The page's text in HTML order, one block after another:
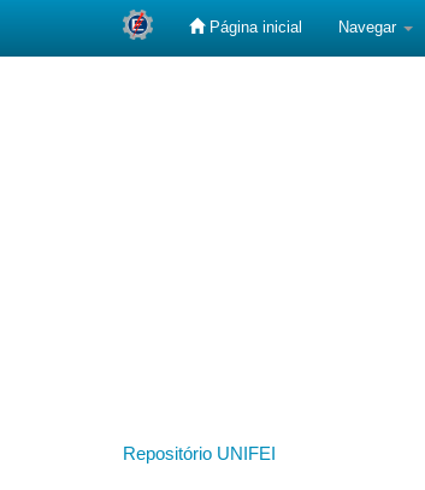
Página inicial Navegar
Repositório UNIFEI